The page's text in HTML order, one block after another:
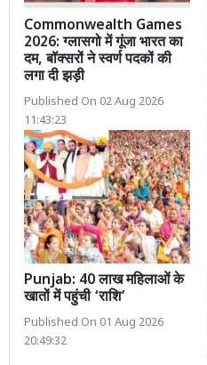
Commonwealth Games
2026: ग्लासगो में गूंजा भारत का
दम, बॉक्सरों ने स्वर्ण पदकों की
लगा दी झड़ी
Published On 02 Aug 2026
11:43:23
Punjab: 40 लाख महिलाओं के
खातों में पहुंची ‘राशि’
Published On 01 Aug 2026
20:49:32